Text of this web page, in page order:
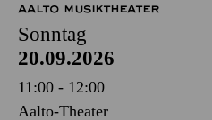
AALTO MUSIKTHEATER
Sonntag
20.09.2026
11:00 - 12:00
Aalto-Theater